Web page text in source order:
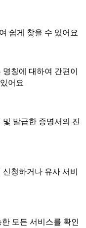
쉽게 찾을 수 있어요
칭에 대하여 간편이
어요
발급한 증명서의 진
청하거나 유사 서비
모든 서비스를 확인